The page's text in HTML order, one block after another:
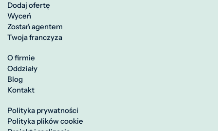
Dodaj ofertę
Wyceń
Zostań agentem
Twoja franczyza
O firmie
Oddziały
Blog
Kontakt
Polityka prywatności
Polityka plików cookie